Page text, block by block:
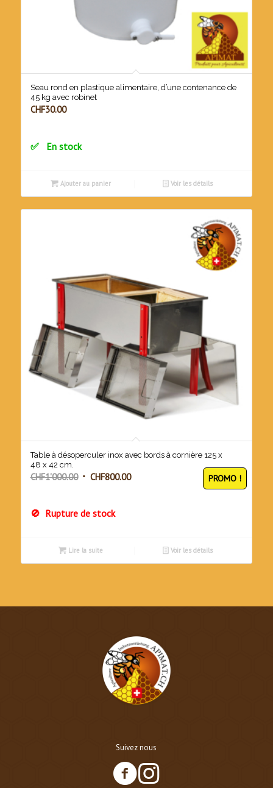
Seau rond en plastique alimentaire, d’une contenance de
45 kg avec robinet
CHF30.00
En stock
Ajouter au panier Voir les détails
Table à désoperculer inox avec bords à cornière 125 x
48 x 42 cm.
CHF1'000.00 Le
était :
CHF800.00Le
PROMO !
Rupture de stock
Lire la suite Voir les détails
Suivez nous